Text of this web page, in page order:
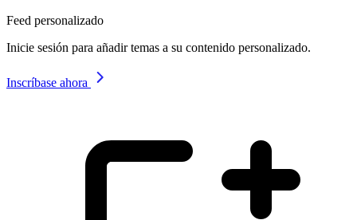
Feed personalizado
Inicie sesión para añadir temas a su contenido personalizado.
Inscríbase ahora